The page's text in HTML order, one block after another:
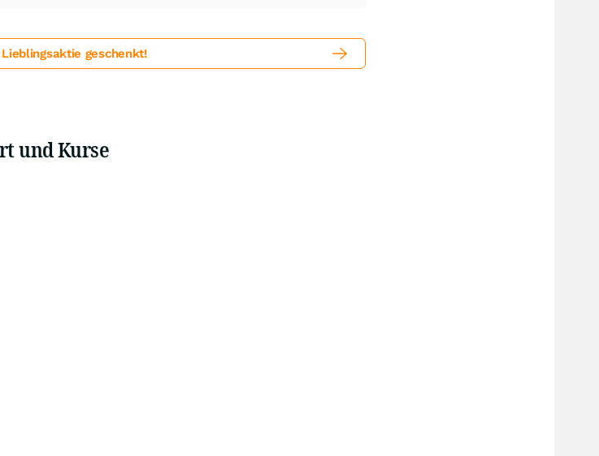
Lieblingsaktie geschenkt!
und Kurse